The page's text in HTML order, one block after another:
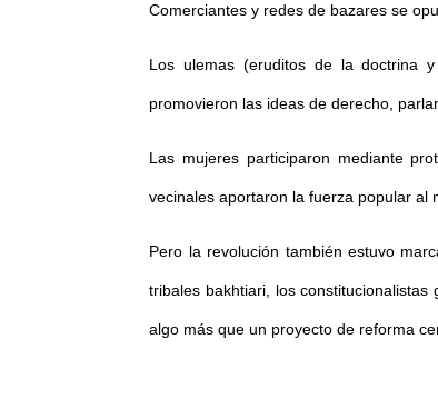
Comerciantes y redes de bazares se
Los ulemas (eruditos de la doctrina
promovieron las ideas de derecho,
Las mujeres participaron mediante
vecinales aportaron la fuerza popular al
Pero la revolución también estuvo
tribales bakhtiari, los
algo más que un proyecto de reforma